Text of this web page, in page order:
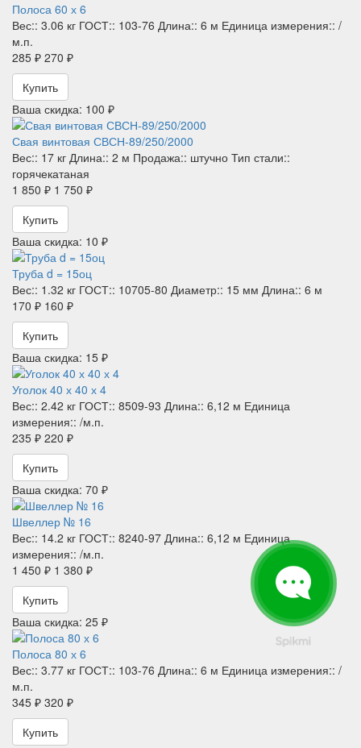
Полоса 60 х 6
Вес:: 3.06 кг ГОСТ:: 103-76 Длина:: 6 м Единица измерения:: /
м.п.
285 ₽ 270 ₽
Купить
Ваша скидка: 100 ₽
Свая винтовая СВСН-89/250/2000
Вес:: 17 кг Длина:: 2 м Продажа:: штучно Тип стали::
горячекатаная
1 850 ₽ 1 750 ₽
Купить
Ваша скидка: 10 ₽
Труба d = 15оц
Вес:: 1.32 кг ГОСТ:: 10705-80 Диаметр:: 15 мм Длина:: 6 м
170 ₽ 160 ₽
Купить
Ваша скидка: 15 ₽
Уголок 40 х 40 х 4
Вес:: 2.42 кг ГОСТ:: 8509-93 Длина:: 6,12 м Единица
измерения:: /м.п.
235 ₽ 220 ₽
Купить
Ваша скидка: 70 ₽
Швеллер № 16
Вес:: 14.2 кг ГОСТ:: 8240-97 Длина:: 6,12 м Единица
измерения:: /м.п.
1 450 ₽ 1 380 ₽
Купить
Ваша скидка: 25 ₽
Полоса 80 х 6
Вес:: 3.77 кг ГОСТ:: 103-76 Длина:: 6 м Единица измерения:: /
м.п.
345 ₽ 320 ₽
Купить